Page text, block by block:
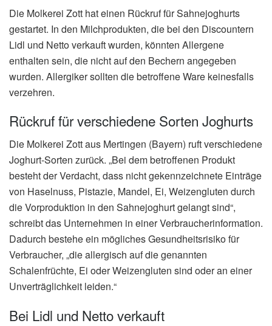
Die Molkerei Zott hat einen Rückruf für Sahnejoghurts
gestartet. In den Milchprodukten, die bei den Discountern
Lidl und Netto verkauft wurden, könnten Allergene
enthalten sein, die nicht auf den Bechern angegeben
wurden. Allergiker sollten die betroffene Ware keinesfalls
verzehren.
Rückruf für verschiedene Sorten Joghurts
Die Molkerei Zott aus Mertingen (Bayern) ruft verschiedene
Joghurt-Sorten zurück. „Bei dem betroffenen Produkt
besteht der Verdacht, dass nicht gekennzeichnete Einträge
von Haselnuss, Pistazie, Mandel, Ei, Weizengluten durch
die Vorproduktion in den Sahnejoghurt gelangt sind“,
schreibt das Unternehmen in einer Verbraucherinformation.
Dadurch bestehe ein mögliches Gesundheitsrisiko für
Verbraucher, „die allergisch auf die genannten
Schalenfrüchte, Ei oder Weizengluten sind oder an einer
Unverträglichkeit leiden.“
Bei Lidl und Netto verkauft